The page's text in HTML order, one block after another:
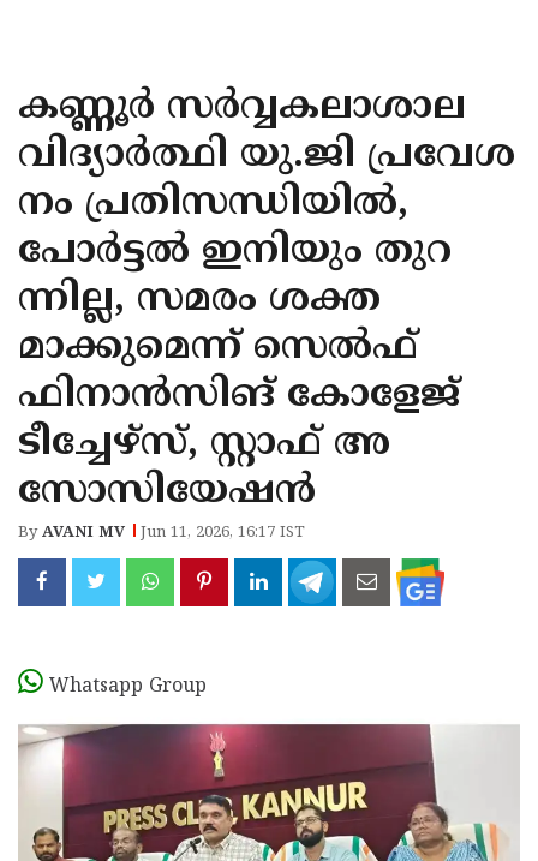
KANNUR
KASARAGOD
കണ്ണൂർ സർവ്വകലാശാല
വിദ്യാർത്ഥി യു.ജി പ്രവേശ
നം പ്രതിസന്ധിയിൽ,
പോർട്ടൽ ഇനിയും തുറ
ന്നില്ല, സമരം ശക്ത
മാക്കുമെന്ന് സെൽഫ്
ഫിനാൻസിങ് കോളേജ്
ടീച്ചേഴ്സ്, സ്റ്റാഫ് അ
സോസിയേഷൻ
ByAVANI MV Jun 11, 2026, 16:17 IST
Whatsapp Group